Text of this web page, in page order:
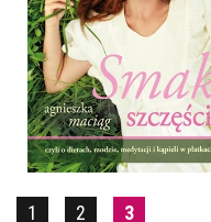
SMAK SZCZĘŚCIA
AGNIESZKA MACIĄG
OPRAWA TWARDA
39,90 ZŁ
1 2 3